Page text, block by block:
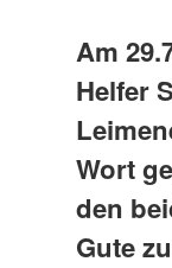
Am
Helfer
Wort
den
Gute